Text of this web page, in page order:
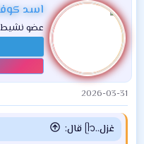
اسد
عضو نشيط
2026-03-31
غزل..ᥫ᭡ قال: